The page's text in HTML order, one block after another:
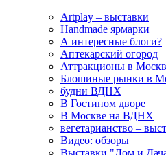
Artplay – выставки
Handmade ярмарки
А интересные блоги?
Аптекарский огород
Аттракционы в
Блошиные рынки в
будни ВДНХ
В Гостином дворе
В Москве на ВДНХ
вегетарианство –
Видео: обзоры